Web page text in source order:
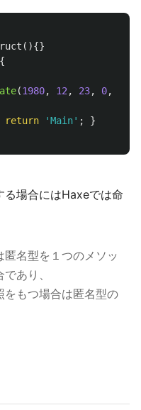
(){}
{
(1980, 12 , 23, 0,
return 'Main' ;
}
る場合にはHaxeでは命
名型を１つのメソッ
あり、
をもつ場合は匿名型の